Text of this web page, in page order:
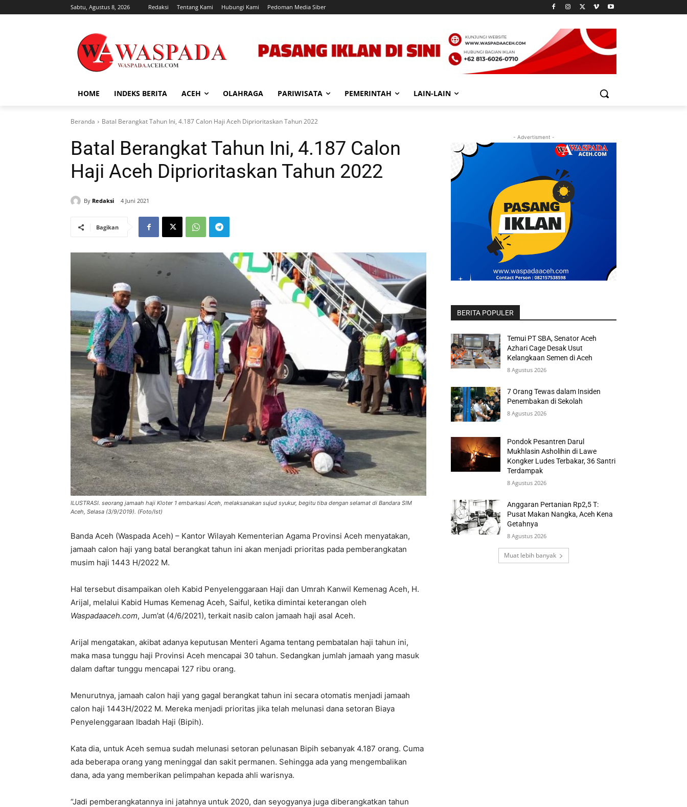
Sabtu, Agustus 8, 2026 Redaksi Tentang Kami Hubungi Kami Pedoman Media Siber
HOME INDEKS BERITA ACEH OLAHRAGA PARIWISATA PEMERINTAH LAIN-LAIN
Beranda Batal Berangkat Tahun Ini, 4.187 Calon Haji Aceh Diprioritaskan Tahun 2022
Batal Berangkat Tahun Ini, 4.187 Calon
Haji Aceh Diprioritaskan Tahun 2022
By Redaksi 4 Juni 2021
Bagikan
ILUSTRASI. seorang jamaah haji Kloter 1 embarkasi Aceh, melaksanakan sujud syukur, begitu tiba dengan selamat di Bandara SIM
Aceh, Selasa (3/9/2019). (Foto/Ist)
Banda Aceh (Waspada Aceh) – Kantor Wilayah Kementerian Agama Provinsi Aceh menyatakan,
jamaah calon haji yang batal berangkat tahun ini akan menjadi prioritas pada pemberangkatan
musim haji 1443 H/2022 M.
Hal tersebut disampaikan oleh Kabid Penyelenggaraan Haji dan Umrah Kanwil Kemenag Aceh, H.
Arijal, melalui Kabid Humas Kemenag Aceh, Saiful, ketika dimintai keterangan oleh
Waspadaaceh.com, Jum’at (4/6/2021), terkait nasib calon jamaah haji asal Aceh.
Arijal mengatakan, akibat adanya keputusan Menteri Agama tentang pembatalan haji tahun ini,
maka masa tunggu haji Provinsi Aceh mencapai 30 tahun. Sedangkan jumlah jamaah yang masuk
dalam daftar tunggu mencapai 127 ribu orang.
Menurutnya, jamaah calon haji yang gagal berangkat tahun ini secara otomatis menjadi jamaah
calon haji 1443H/2022 M. Mereka menjadi prioritas jika telah melunasi dana setoran Biaya
Penyelenggaraan Ibadah Haji (Bipih).
Kata dia, untuk Aceh semua sudah melunasi setoran pelunasan Bipih sebanyak 4.187 orang. Cuma
ada beberapa orang yang meninggal dan sakit permanen. Sehingga ada yang mengembalikan
dana, ada yang memberikan pelimpahan kepada ahli warisnya.
“Jadi pemberangkatannya ini jatahnya untuk 2020, dan seyogyanya juga diberangkatkan tahun
- Advertisment -
BERITA POPULER
Temui PT SBA, Senator Aceh
Azhari Cage Desak Usut
Kelangkaan Semen di Aceh
8 Agustus 2026
7 Orang Tewas dalam Insiden
Penembakan di Sekolah
8 Agustus 2026
Pondok Pesantren Darul
Mukhlasin Asholihin di Lawe
Kongker Ludes Terbakar, 36 Santri
Terdampak
8 Agustus 2026
Anggaran Pertanian Rp2,5 T:
Pusat Makan Nangka, Aceh Kena
Getahnya
8 Agustus 2026
Muat lebih banyak